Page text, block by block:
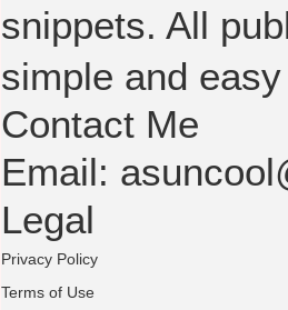
snippets. All
simple and
Contact Me
Email:
Legal
Privacy Policy
Terms of Use